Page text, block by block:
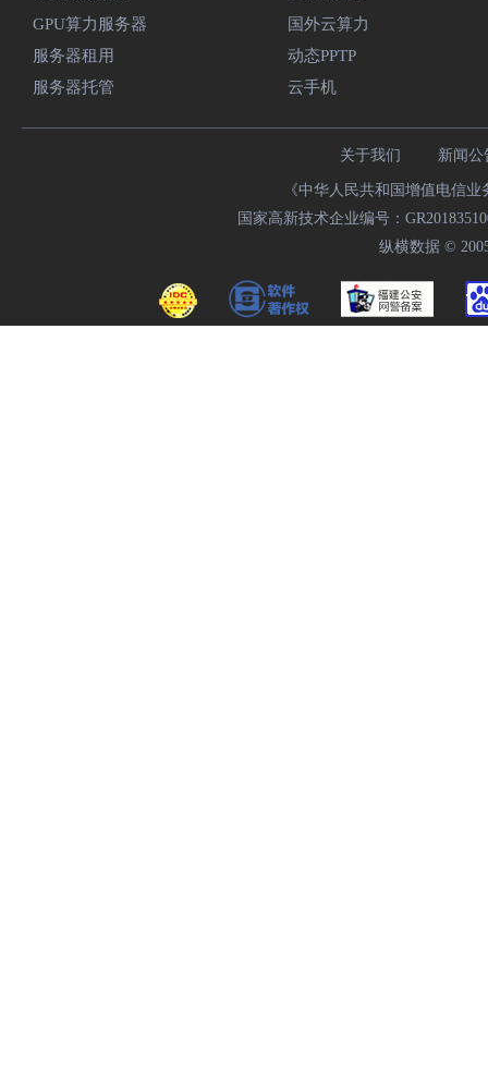
GPU算力服务器
服务器租用
服务器托管
国外云算力
动态PPTP
云手机
关于我们 新闻公
《中华人民共和国增值电信
国家高新技术企业编号：
纵横数据 ©